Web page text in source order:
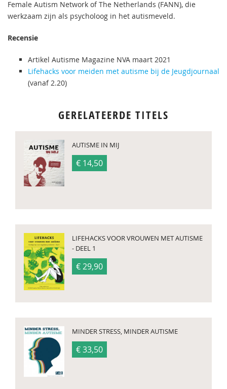
Female Autism Network of The Netherlands (FANN), die
werkzaam zijn als psycholoog in het autismeveld.
Recensie
Artikel Autisme Magazine NVA maart 2021
Lifehacks voor meiden met autisme bij de Jeugdjournaal
(vanaf 2.20)
GERELATEERDE TITELS
AUTISME IN MIJ
€ 14,50
LIFEHACKS VOOR VROUWEN MET AUTISME
- DEEL 1
€ 29,90
MINDER STRESS, MINDER AUTISME
€ 33,50